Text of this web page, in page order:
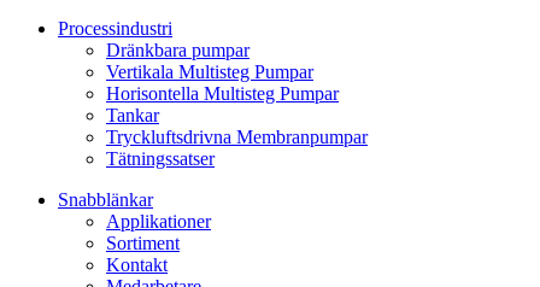
Processindustri
Dränkbara pumpar
Vertikala Multisteg Pumpar
Horisontella Multisteg Pumpar
Tankar
Tryckluftsdrivna Membranpumpar
Tätningssatser
Snabblänkar
Applikationer
Sortiment
Kontakt